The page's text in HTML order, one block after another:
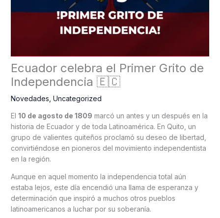
Ecuador celebra el Primer Grito de
Independencia 🇪🇨
Novedades Uncategorized
El 10 de agosto de 1809 marcó un antes y un después en la
historia de Ecuador y de toda Latinoamérica. En Quito, un
grupo de valientes quiteños proclamó su deseo de libertad,
convirtiéndose en pioneros del movimiento independentista
en la región.
Aunque en aquel momento la independencia total aún
estaba lejos, este día encendió una llama de esperanza y
determinación que inspiró a muchos otros pueblos
latinoamericanos a luchar por su soberanía.